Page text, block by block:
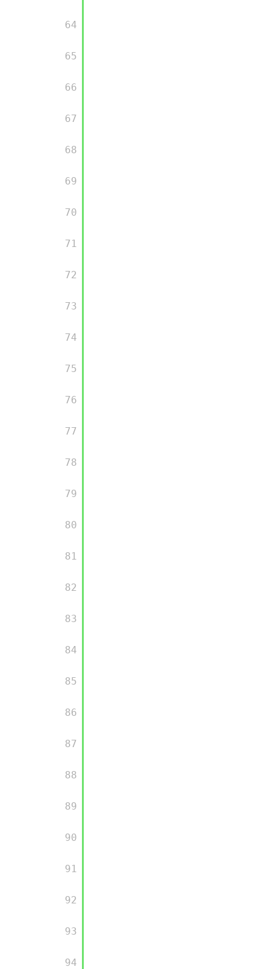
      64
      65
      66
      67
      68
      69
      70
      71
      72
      73
      74
      75
      76
      77
      78
      79
      80
      81
      82
      83
      84
      85
      86
      87
      88
      89
      90
      91
      92
      93
      94